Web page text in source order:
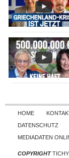
HOME
DATENSCHUTZ
MEDIADATEN
COPYRIGHT